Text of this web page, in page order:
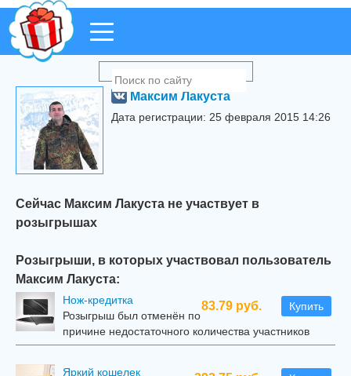
Максим Лакуста
Дата регистрации: 25 февраля 2015 14:26
Сейчас Максим Лакуста не участвует в
розыгрышах
Розыгрыши, в которых участвовал пользователь
Максим Лакуста:
83.79 руб. Купить
Нож-кредитка
Розыгрыш был отменён по
причине недостаточного количества участников
Яркий кошелек